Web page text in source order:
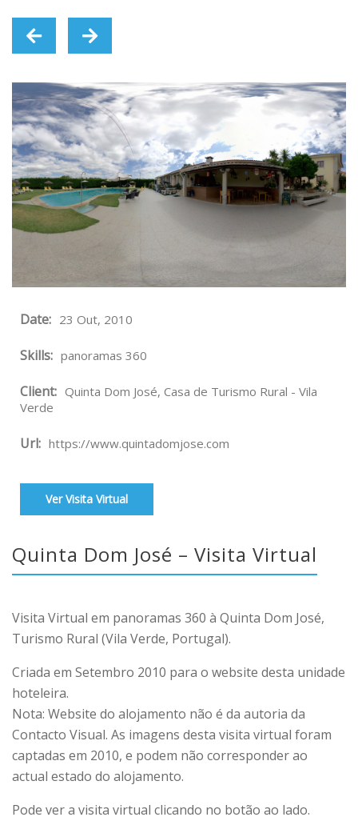
Date: 23 Out, 2010
Skills: panoramas 360
Client: Quinta Dom José, Casa de Turismo Rural - Vila
Verde
Url: https://www.quintadomjose.com
Ver Visita Virtual
Quinta Dom José – Visita Virtual
Visita Virtual em panoramas 360 à Quinta Dom José,
Turismo Rural (Vila Verde, Portugal).
Criada em Setembro 2010 para o website desta unidade
hoteleira.
Nota: Website do alojamento não é da autoria da
Contacto Visual. As imagens desta visita virtual foram
captadas em 2010, e podem não corresponder ao
actual estado do alojamento.
Pode ver a visita virtual clicando no botão ao lado.